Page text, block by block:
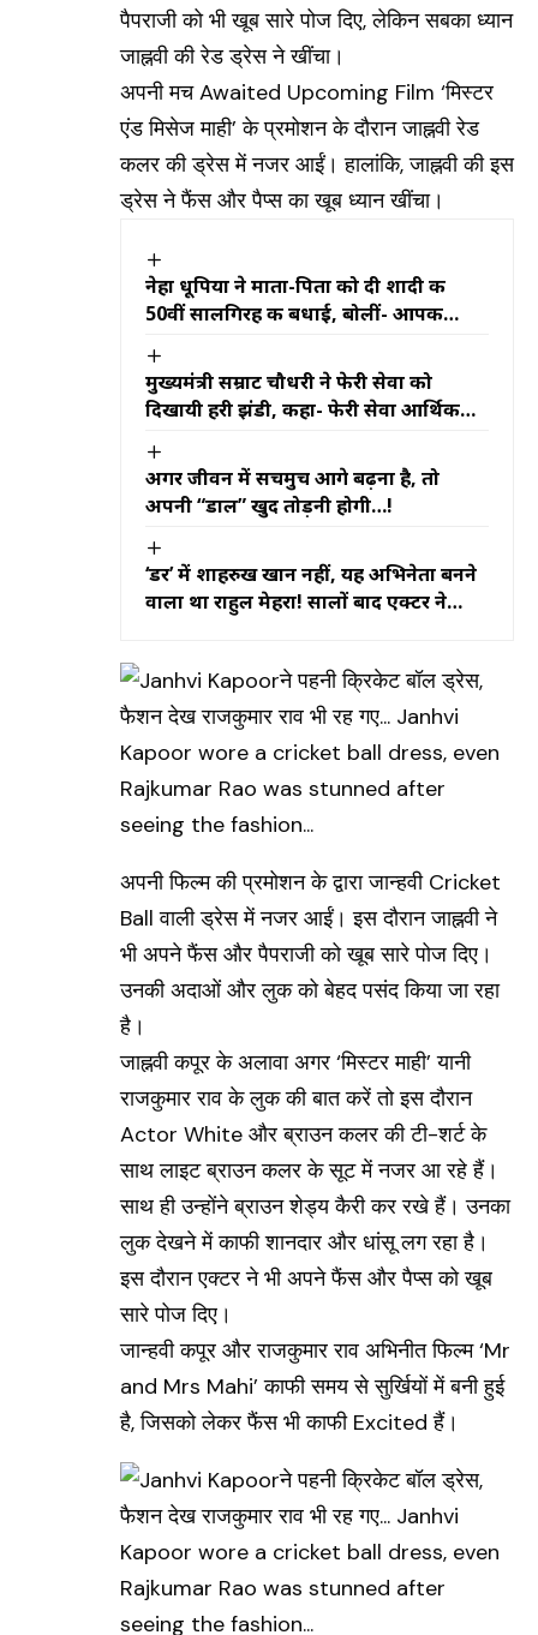
पैपराजी को भी खूब सारे पोज दिए, लेकिन सबका ध्यान
जाह्नवी की रेड ड्रेस ने खींचा।
अपनी मच Awaited Upcoming Film ‘मिस्टर
एंड मिसेज माही’ के प्रमोशन के दौरान जाह्नवी रेड
कलर की ड्रेस में नजर आईं। हालांकि, जाह्नवी की इस
ड्रेस ने फैंस और पैप्स का खूब ध्यान खींचा।
नेहा धूपिया ने माता-पिता को दी शादी की
50वीं सालगिरह की बधाई, बोलीं- आपकी
मुख्यमंत्री सम्राट चौधरी ने फेरी सेवा को
दिखायी हरी झंडी, कहा- फेरी सेवा आर्थिक
अगर जीवन में सचमुच आगे बढ़ना है, तो
अपनी “डाल” खुद तोड़नी होगी…!
‘डर’ में शाहरुख खान नहीं, यह अभिनेता बनने
वाला था राहुल मेहरा! सालों बाद एक्टर ने
अपनी फिल्म की प्रमोशन के द्वारा जान्हवी Cricket
Ball वाली ड्रेस में नजर आईं। इस दौरान जाह्नवी ने
भी अपने फैंस और पैपराजी को खूब सारे पोज दिए।
उनकी अदाओं और लुक को बेहद पसंद किया जा रहा
है।
जाह्नवी कपूर के अलावा अगर ‘मिस्टर माही’ यानी
राजकुमार राव के लुक की बात करें तो इस दौरान
Actor White और ब्राउन कलर की टी-शर्ट के
साथ लाइट ब्राउन कलर के सूट में नजर आ रहे हैं।
साथ ही उन्होंने ब्राउन शेड्य कैरी कर रखे हैं। उनका
लुक देखने में काफी शानदार और धांसू लग रहा है।
इस दौरान एक्टर ने भी अपने फैंस और पैप्स को खूब
सारे पोज दिए।
जान्हवी कपूर और राजकुमार राव अभिनीत फिल्म ‘Mr
and Mrs Mahi’ काफी समय से सुर्खियों में बनी हुई
है, जिसको लेकर फैंस भी काफी Excited हैं।